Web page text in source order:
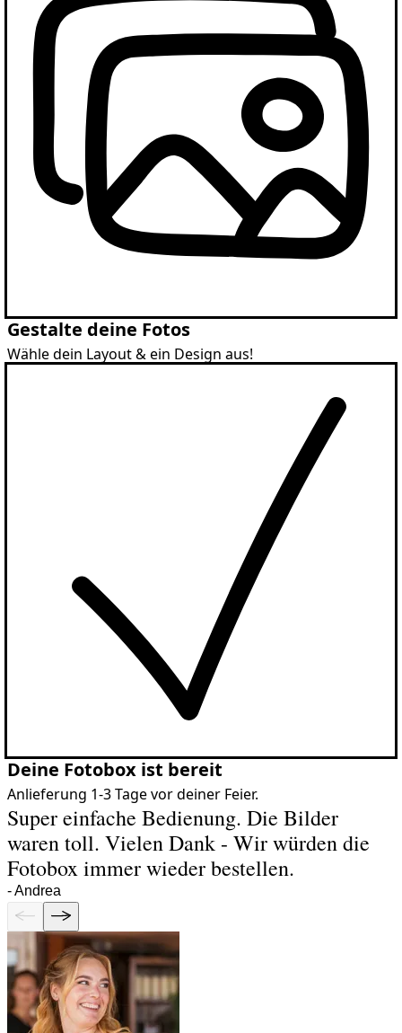
Gestalte deine Fotos
Wähle dein Layout & ein Design aus!
Deine Fotobox ist bereit
Anlieferung 1-3 Tage vor deiner Feier.
Super einfache Bedienung. Die Bilder
waren toll. Vielen Dank - Wir würden die
Fotobox immer wieder bestellen.
-Andrea